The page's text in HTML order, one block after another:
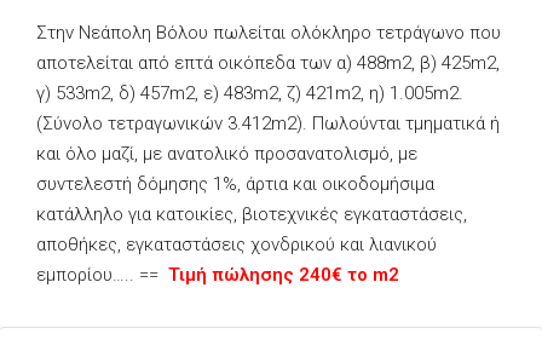
Στην Νεάπολη Βόλου πωλείται ολόκληρο τετράγωνο που
αποτελείται από επτά οικόπεδα των α) 488m2, β) 425m2,
γ) 533m2, δ) 457m2, ε) 483m2, ζ) 421m2, η) 1.005m2.
(Σύνολο τετραγωνικών 3.412m2). Πωλούνται τμηματικά ή
και όλο μαζί, με ανατολικό προσανατολισμό, με
συντελεστή δόμησης 1%, άρτια και οικοδομήσιμα
κατάλληλο για κατοικίες, βιοτεχνικές εγκαταστάσεις,
αποθήκες, εγκαταστάσεις χονδρικού και λιανικού
εμπορίου….. == Τιμή πώλησης 240€ το m2